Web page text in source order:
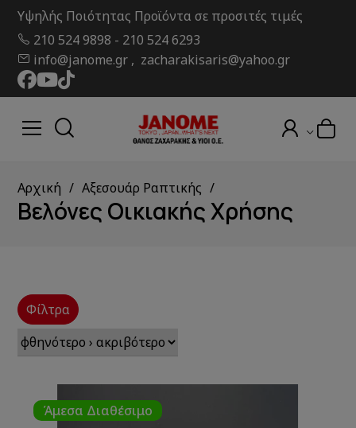
Υψηλής Ποιότητας Προϊόντα σε προσιτές τιμές
210 524 9898 - 210 524 6293
info@janome.gr , zacharakisaris@yahoo.gr
Αρχική Αξεσουάρ Ραπτικής
Βελόνες Οικιακής Χρήσης
Φίλτρα
Άμεσα Διαθέσιμο